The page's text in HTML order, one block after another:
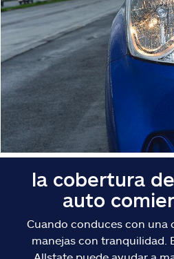
Buscar agente
Explore Allstate
Ashburn, VA 20146
English
la cobertura
auto
Cuando conduces con una
manejas con tranquilidad.
Allstate puede ayudar a